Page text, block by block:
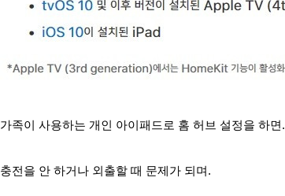
가족이 사용하는 개인 아이패드로 홈 허브 설정을 하면.
충전을 안 하거나 외출할 때 문제가 되며.